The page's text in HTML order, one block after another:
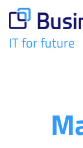
content
IT for future